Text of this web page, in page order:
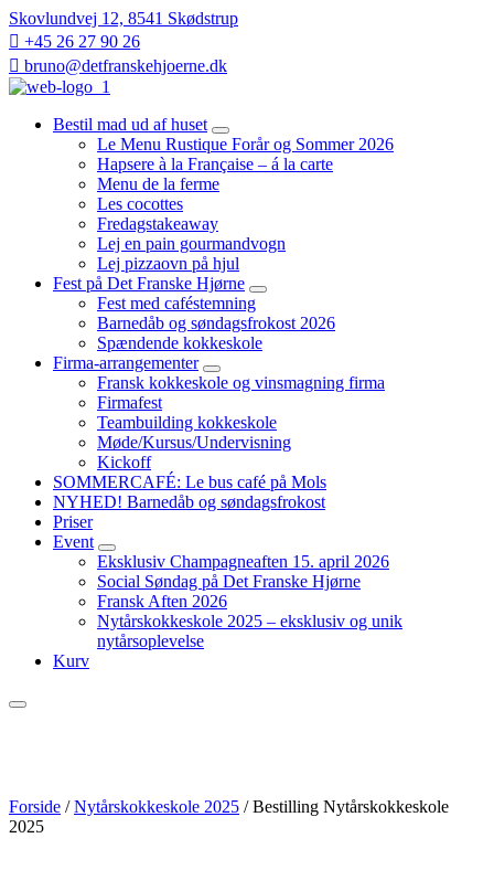
Skovlundvej 12, 8541 Skødstrup
+45 26 27 90 26
bruno@detfranskehjoerne.dk
Bestil mad ud af huset
expand
child
menu
Le Menu Rustique Forår og Sommer 2026
Hapsere à la Française – á la carte
Menu de la ferme
Les cocottes
Fredagstakeaway
Lej en pain gourmandvogn
Lej pizzaovn på hjul
Fest på Det Franske Hjørne
expand
child
menu
Fest med caféstemning
Barnedåb og søndagsfrokost 2026
Spændende kokkeskole
Firma-arrangementer
expand
child
Fransk kokkeskole og vinsmagning firma
Firmafest
Teambuilding kokkeskole​
Møde/Kursus/Undervisning
Kickoff
SOMMERCAFÉ: Le bus café på Mols
NYHED! Barnedåb og søndagsfrokost
Priser
Event
expand
child
menu
Eksklusiv Champagneaften 15. april 2026
Social Søndag på Det Franske Hjørne
Fransk Aften 2026
Nytårskokkeskole 2025 – eksklusiv og unik
nytårsoplevelse
Kurv
Menu
Forside /Nytårskokkeskole 2025 / Bestilling Nytårskokkeskole
2025